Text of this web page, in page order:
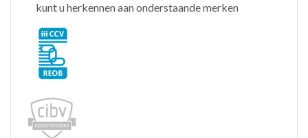
kunt u herkennen aan onderstaande merken